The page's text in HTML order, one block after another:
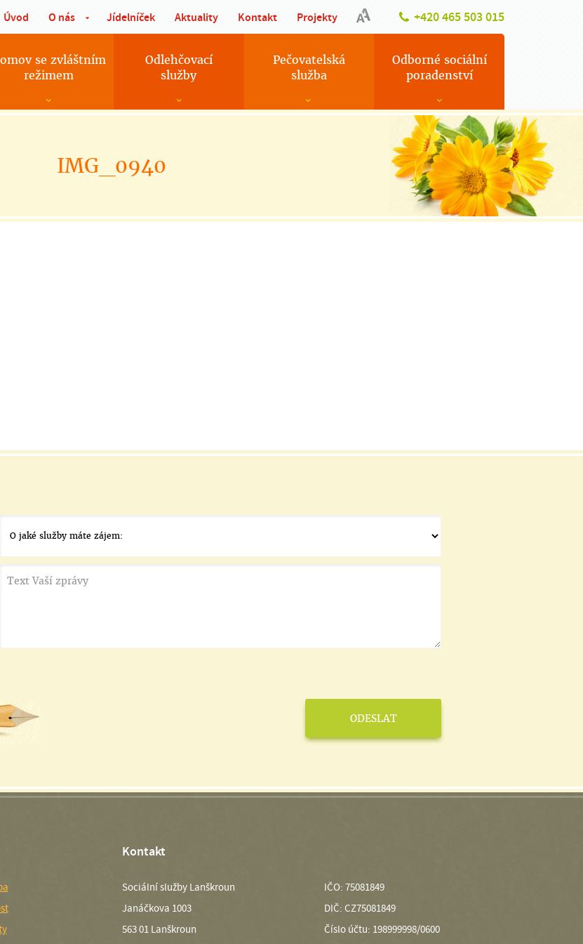
+420 465 503 015
Úvod O nás Jídelníček Aktuality Kontakt Projekty
se zvláštním
režimem
Odlehčovací
služby
Pečovatelská
služba
Odborné sociální
poradenství
IMG_0940
Kontakt
Sociální služby Lanškroun
Janáčkova 1003
563 01 Lanškroun
IČO: 75081849
DIČ: CZ75081849
Číslo účtu: 198999998/0600